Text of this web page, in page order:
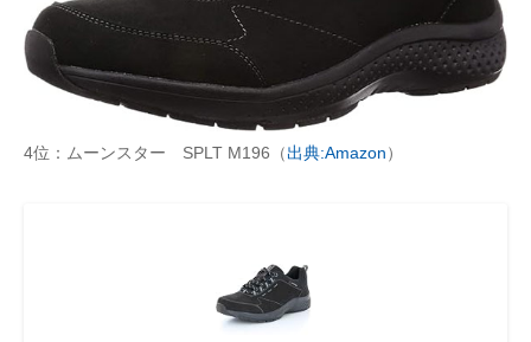
4位：ムーンスター SPLT M196（出典:Amazon）